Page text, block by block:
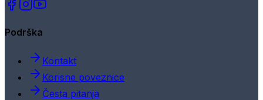
Podrška
Kontakt
Korisne poveznice
Česta pitanja